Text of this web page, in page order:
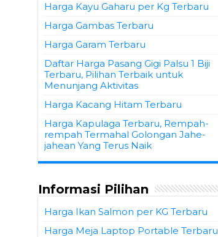
Harga Kayu Gaharu per Kg Terbaru
Harga Gambas Terbaru
Harga Garam Terbaru
Daftar Harga Pasang Gigi Palsu 1 Biji
Terbaru, Pilihan Terbaik untuk
Menunjang Aktivitas
Harga Kacang Hitam Terbaru
Harga Kapulaga Terbaru, Rempah-
rempah Termahal Golongan Jahe-
jahean Yang Terus Naik
Informasi Pilihan
Harga Ikan Salmon per KG Terbaru
Harga Meja Laptop Portable Terbaru